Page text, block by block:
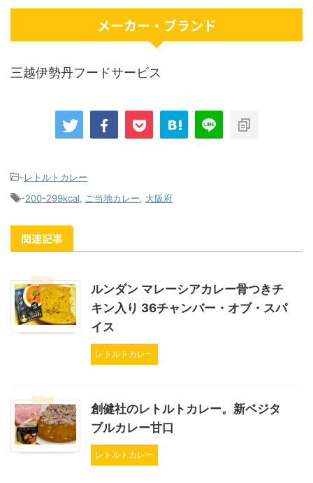
メーカー・ブランド
三越伊勢丹フードサービス
-レトルトカレー
-200-299kcal ご当地カレー 大阪府
関連記事
ルンダン マレーシアカレー骨つきチ
キン入り 36チャンバー・オブ・スパ
イス
レトルトカレー
創健社のレトルトカレー。新ベジタ
ブルカレー甘口
レトルトカレー